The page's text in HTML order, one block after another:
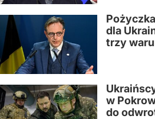
dla
trzy
w
do